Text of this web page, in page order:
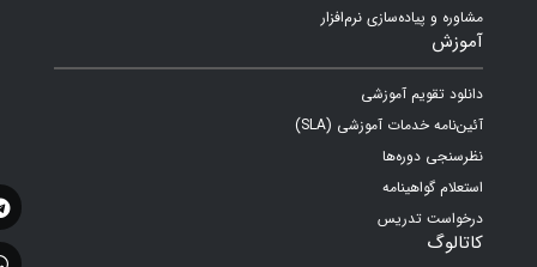
مشاوره و پیاده‌سازی نرم‌افزار
آموزش
دانلود تقویم آموزشی
آئین‌نامه خدمات آموزشی (SLA)
نظرسنجی دوره‌ها
استعلام گواهینامه
درخواست تدریس
کاتالوگ